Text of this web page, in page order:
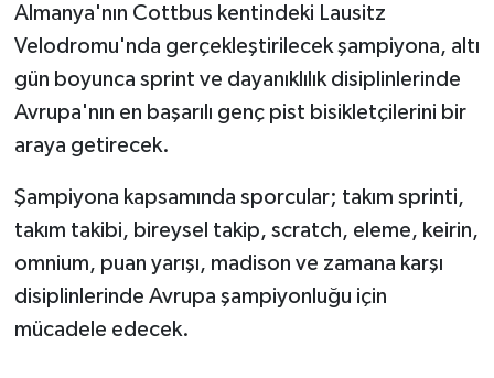
Almanya'nın Cottbus kentindeki Lausitz
Velodromu'nda gerçekleştirilecek şampiyona, altı
gün boyunca sprint ve dayanıklılık disiplinlerinde
Avrupa'nın en başarılı genç pist bisikletçilerini bir
araya getirecek.
Şampiyona kapsamında sporcular; takım sprinti,
takım takibi, bireysel takip, scratch, eleme, keirin,
omnium, puan yarışı, madison ve zamana karşı
disiplinlerinde Avrupa şampiyonluğu için
mücadele edecek.